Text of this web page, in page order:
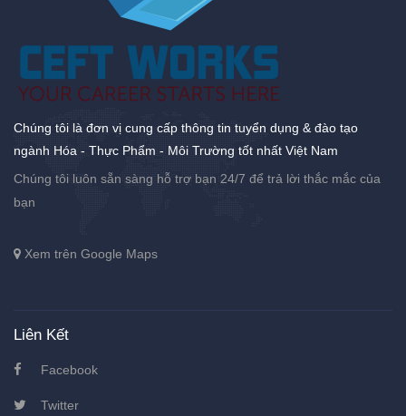
Chúng tôi là đơn vị cung cấp thông tin tuyển dụng & đào tạo
ngành Hóa - Thực Phẩm - Môi Trường tốt nhất Việt Nam
Chúng tôi luôn sẵn sàng hỗ trợ bạn 24/7 để trả lời thắc mắc của
bạn
Xem trên Google Maps
Liên Kết
Facebook
Twitter